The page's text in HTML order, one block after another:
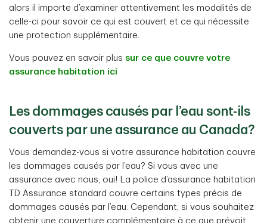
alors il importe d’examiner attentivement les modalités de
celle-ci pour savoir ce qui est couvert et ce qui nécessite
une protection supplémentaire.
Vous pouvez en savoir plus sur ce que couvre votre
assurance habitation ici
Les dommages causés par l’eau sont-ils
couverts par une assurance au Canada?
Vous demandez-vous si votre assurance habitation couvre
les dommages causés par l’eau? Si vous avec une
assurance avec nous, oui! La police d’assurance habitation
TD Assurance standard couvre certains types précis de
dommages causés par l’eau. Cependant, si vous souhaitez
obtenir une couverture complémentaire à ce que prévoit